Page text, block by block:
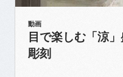
動画
目で楽しむ「涼
彫刻